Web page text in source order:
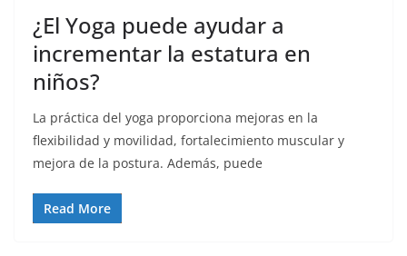
¿El Yoga puede ayudar a
incrementar la estatura en
niños?
La práctica del yoga proporciona mejoras en la
flexibilidad y movilidad, fortalecimiento muscular y
mejora de la postura. Además, puede
Read More